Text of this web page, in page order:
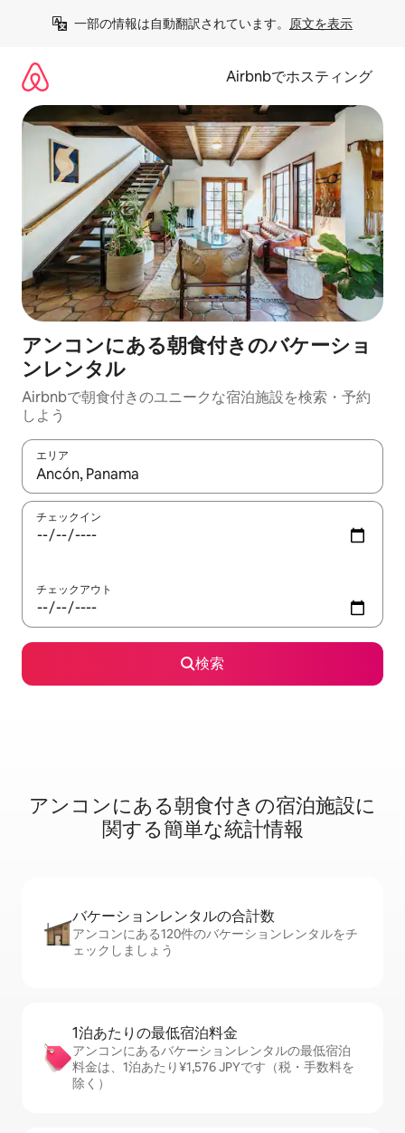
一部の情報は自動翻訳されています。 原文を表示
Airbnbでホスティング
アンコンにある朝食付きのバケーショ
ンレンタル
Airbnbで朝食付きのユニークな宿泊施設を検索・予約
しよう
エリア
検索結果が表示されたら、上下の矢印キーを使って移動するか
チェックイン
チェックアウト
検索
アンコンに⁠あ⁠る朝⁠食⁠付⁠き⁠の宿⁠泊⁠施⁠設⁠に
関⁠す⁠る簡⁠単⁠な統⁠計⁠情⁠報
バケーションレ⁠ン⁠タ⁠ル⁠の合⁠計⁠数
アンコンにある120件のバケーションレンタルをチ
ェックしましょう
1泊あたりの最⁠低⁠宿⁠泊⁠料⁠金
アンコンにあるバケーションレンタルの最低宿泊
料金は、1泊あたり¥1,576 JPYです（税・手数料を
除く）